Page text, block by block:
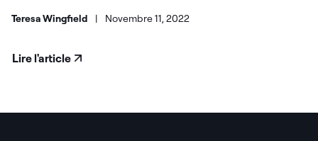
Teresa Wingfield | Novembre 11, 2022
Lire l'article